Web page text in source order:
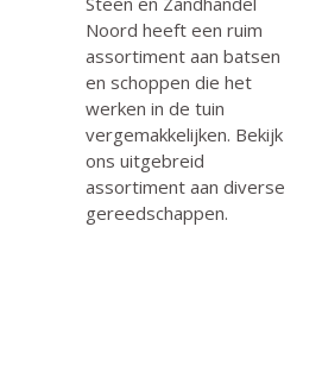
Noord heeft een ruim
assortiment aan batsen
en schoppen die het
werken in de tuin
vergemakkelijken. Bekijk
ons uitgebreid
assortiment aan diverse
gereedschappen.